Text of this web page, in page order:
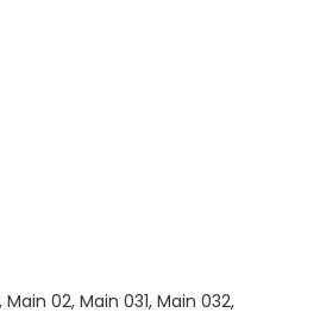
Main 02 Main 031 Main 032